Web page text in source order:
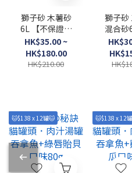
獅子砂 木薯砂
6L 【不保證真
空包裝】
HK$35.00 ~
HK$180.00
HK$210.00
獅子砂
混合砂
保證真
🐱$138 x 12罐🐱 🐱$138 x 12